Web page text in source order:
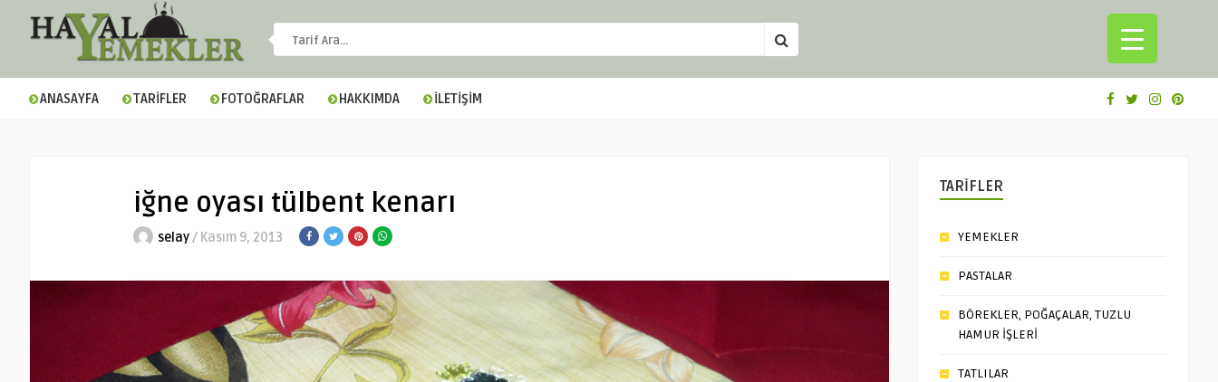
▼
ANASAYFA TARİFLER FOTOĞRAFLAR HAKKIMDA İLETİŞİM
iğne oyası tülbent kenarı
selay/ Kasım 9, 2013
TARİFLER
YEMEKLER
PASTALAR
BÖREKLER, POĞAÇALAR, TUZLU
HAMUR İŞLERİ
TATLILAR